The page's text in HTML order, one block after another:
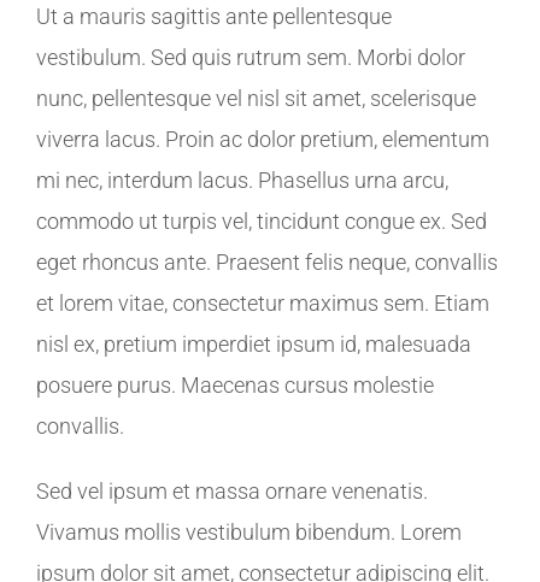
Ut a mauris sagittis ante pellentesque
vestibulum. Sed quis rutrum sem. Morbi dolor
nunc, pellentesque vel nisl sit amet, scelerisque
viverra lacus. Proin ac dolor pretium, elementum
mi nec, interdum lacus. Phasellus urna arcu,
commodo ut turpis vel, tincidunt congue ex. Sed
eget rhoncus ante. Praesent felis neque, convallis
et lorem vitae, consectetur maximus sem. Etiam
nisl ex, pretium imperdiet ipsum id, malesuada
posuere purus. Maecenas cursus molestie
convallis.
Sed vel ipsum et massa ornare venenatis.
Vivamus mollis vestibulum bibendum. Lorem
ipsum dolor sit amet, consectetur adipiscing elit.